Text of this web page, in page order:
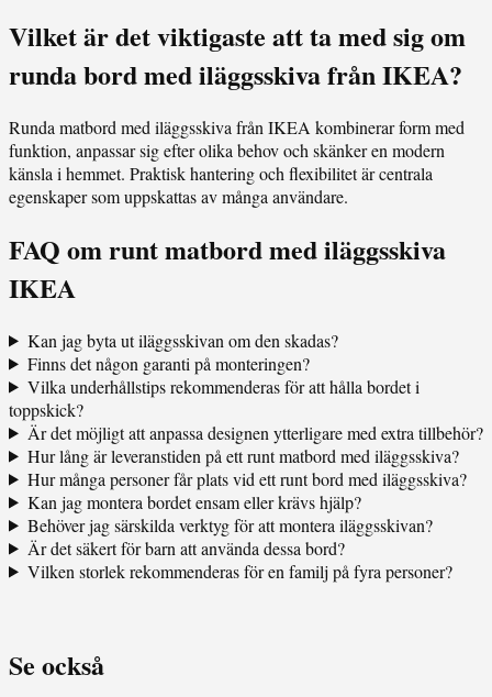
Vilket är det viktigaste att ta med sig om
runda bord med iläggsskiva från IKEA?
Runda matbord med iläggsskiva från IKEA kombinerar form med
funktion, anpassar sig efter olika behov och skänker en modern
känsla i hemmet. Praktisk hantering och flexibilitet är centrala
egenskaper som uppskattas av många användare.
FAQ om runt matbord med iläggsskiva
IKEA
Kan jag byta ut iläggsskivan om den skadas?
Finns det någon garanti på monteringen?
Vilka underhållstips rekommenderas för att hålla bordet i
toppskick?
Är det möjligt att anpassa designen ytterligare med extra tillbehör?
Hur lång är leveranstiden på ett runt matbord med iläggsskiva?
Hur många personer får plats vid ett runt bord med iläggsskiva?
Kan jag montera bordet ensam eller krävs hjälp?
Behöver jag särskilda verktyg för att montera iläggsskivan?
Är det säkert för barn att använda dessa bord?
Vilken storlek rekommenderas för en familj på fyra personer?
Se också